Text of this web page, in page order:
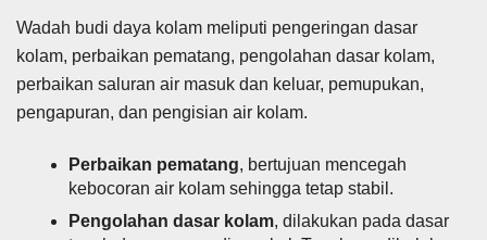
Wadah budi daya kolam meliputi pengeringan dasar
kolam, perbaikan pematang, pengolahan dasar kolam,
perbaikan saluran air masuk dan keluar, pemupukan,
pengapuran, dan pengisian air kolam.
Perbaikan pematang, bertujuan mencegah
kebocoran air kolam sehingga tetap stabil.
Pengolahan dasar kolam, dilakukan pada dasar